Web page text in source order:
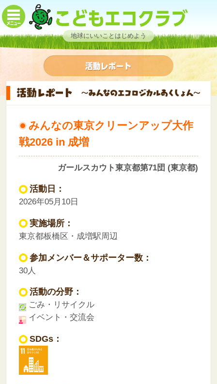
地球にいいことはじめよう
みんなの東京クリーンアップ大作
戦2026 in 成増
ガールスカウト東京都第71団 (東京都)
活動日：
2026年05月10日
実施場所：
東京都板橋区・成増駅周辺
参加メンバー＆サポーター数：
30人
活動の分野：
ごみ・リサイクル
イベント・交流会
SDGs：